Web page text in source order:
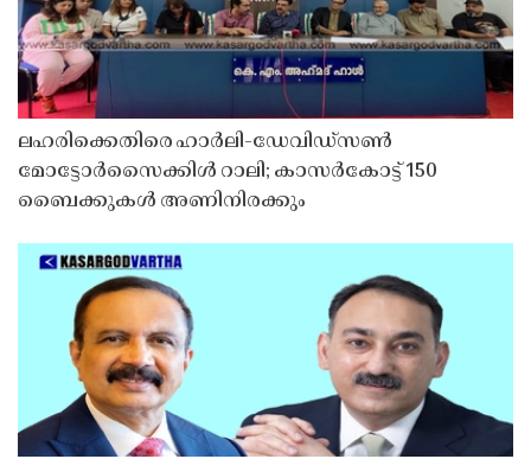
ലഹരിക്കെതിരെ ഹാർലി-ഡേവിഡ്‌സൺ
മോട്ടോർസൈക്കിൾ റാലി; കാസർകോട്ട് 150
ബൈക്കുകൾ അണിനിരക്കും